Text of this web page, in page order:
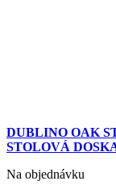
DUBLINO OAK
STOLOVÁ
Na objednávku